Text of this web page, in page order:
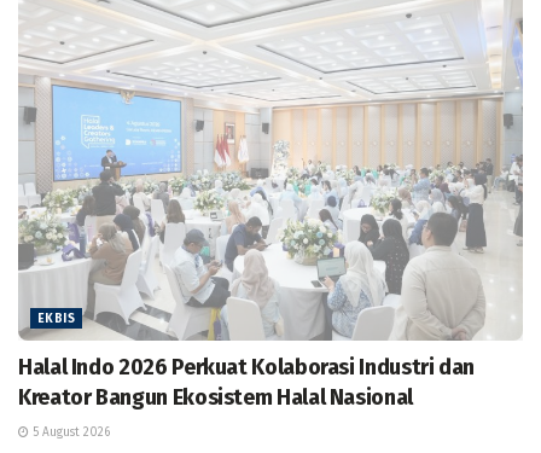
EKBIS
Halal Indo 2026 Perkuat Kolaborasi Industri dan
Kreator Bangun Ekosistem Halal Nasional
5 August 2026